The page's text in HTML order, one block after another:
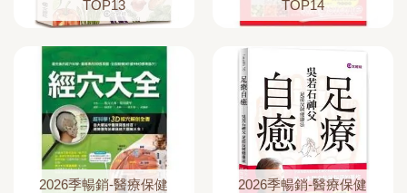
TOP13
TOP14
2026季暢銷-醫療保健
2026季暢銷-醫療保健